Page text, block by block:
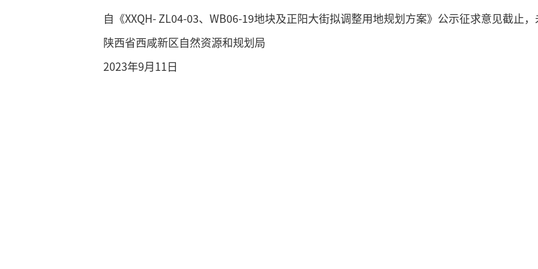
自《XXQH- ZL04-03、WB06-19地块及正阳大街拟调整用地规划方案》公示征求意见截止，
陕西省西咸新区自然资源和规划局
2023年9月11日